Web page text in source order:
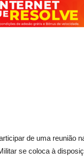
de uma reunião
se coloca à